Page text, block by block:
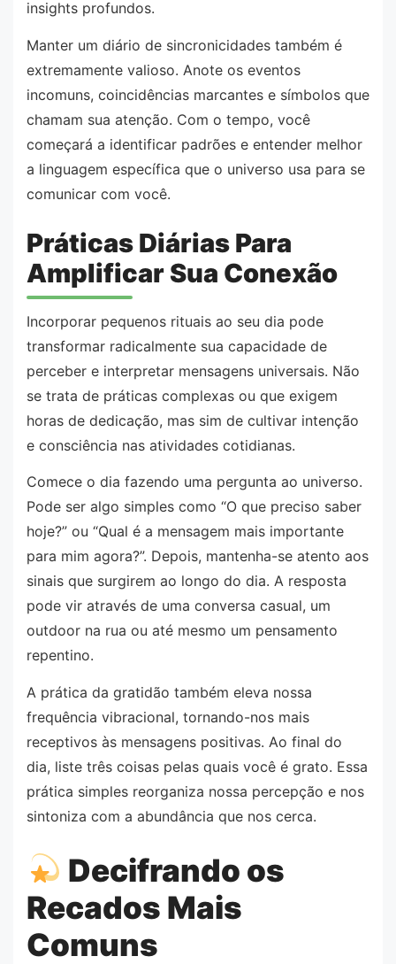
insights profundos.
Manter um diário de sincronicidades também é
extremamente valioso. Anote os eventos
incomuns, coincidências marcantes e símbolos que
chamam sua atenção. Com o tempo, você
começará a identificar padrões e entender melhor
a linguagem específica que o universo usa para se
comunicar com você.
Práticas Diárias Para
Amplificar Sua Conexão
Incorporar pequenos rituais ao seu dia pode
transformar radicalmente sua capacidade de
perceber e interpretar mensagens universais. Não
se trata de práticas complexas ou que exigem
horas de dedicação, mas sim de cultivar intenção
e consciência nas atividades cotidianas.
Comece o dia fazendo uma pergunta ao universo.
Pode ser algo simples como “O que preciso saber
hoje?” ou “Qual é a mensagem mais importante
para mim agora?”. Depois, mantenha-se atento aos
sinais que surgirem ao longo do dia. A resposta
pode vir através de uma conversa casual, um
outdoor na rua ou até mesmo um pensamento
repentino.
A prática da gratidão também eleva nossa
frequência vibracional, tornando-nos mais
receptivos às mensagens positivas. Ao final do
dia, liste três coisas pelas quais você é grato. Essa
prática simples reorganiza nossa percepção e nos
sintoniza com a abundância que nos cerca.
Decifrando os
Recados Mais
Comuns